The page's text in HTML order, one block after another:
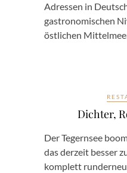
Adressen in
gastronomischen
östlichen
Dichter,
Der Tegernsee
das derzeit besser
komplett